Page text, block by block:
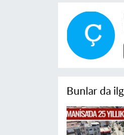
Bunlar da